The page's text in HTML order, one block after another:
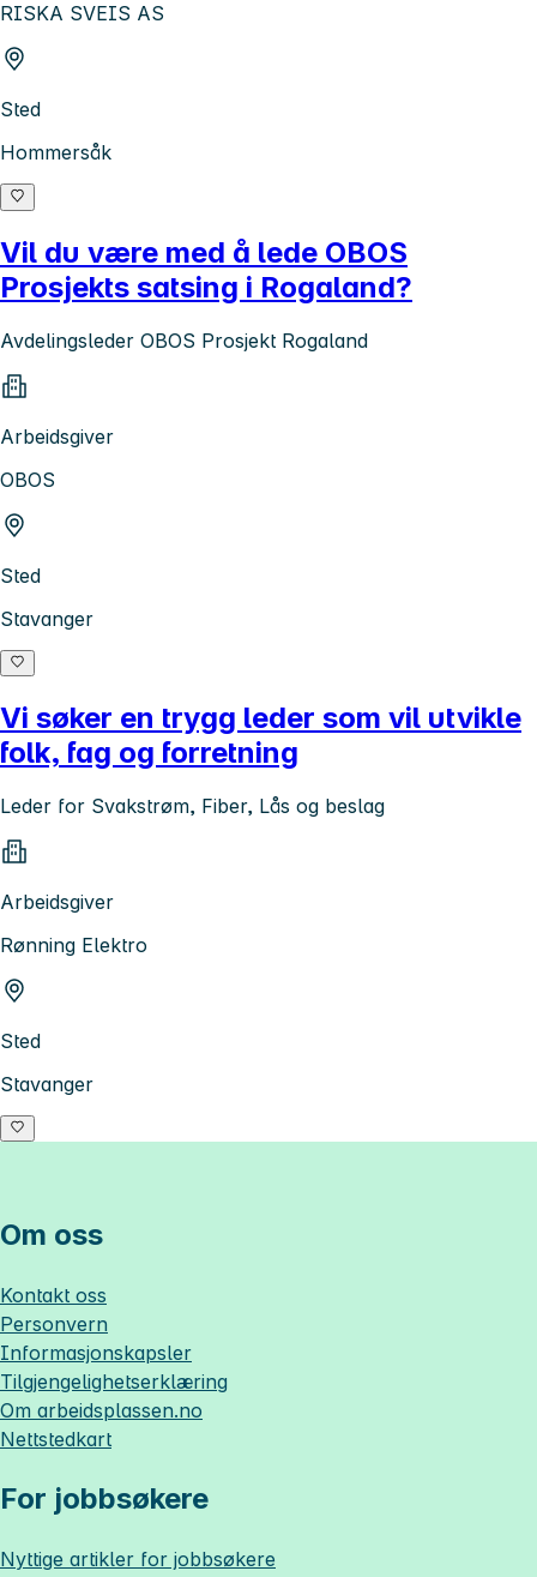
RISKA SVEIS AS
Sted
Hommersåk
Vil du være med å lede OBOS
Prosjekts satsing i Rogaland?
Avdelingsleder OBOS Prosjekt Rogaland
Arbeidsgiver
OBOS
Sted
Stavanger
Vi søker en trygg leder som vil utvikle
folk, fag og forretning
Leder for Svakstrøm, Fiber, Lås og beslag
Arbeidsgiver
Rønning Elektro
Sted
Stavanger
Om oss
Kontakt oss
Personvern
Informasjonskapsler
Tilgjengelighetserklæring
Om arbeidsplassen.no
Nettstedkart
For jobbsøkere
Nyttige artikler for jobbsøkere